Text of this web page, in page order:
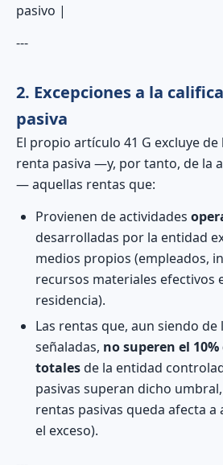
pasivo |
---
2. Excepciones a la
pasiva
El propio artículo 41 G excluye
renta pasiva —y, por tanto, de la
— aquellas rentas que:
Provienen de actividades
desarrolladas por la entidad
medios propios (empleados,
recursos materiales efectivos
residencia).
Las rentas que, aun siendo
señaladas, no superen el
totalesde la entidad
pasivas superan dicho umbral,
rentas pasivas queda afecta
el exceso).